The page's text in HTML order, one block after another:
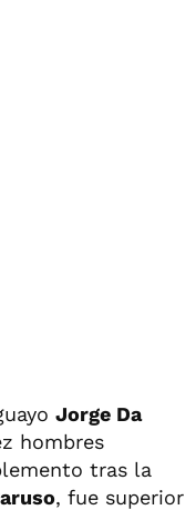
Jorge Da
hombres
tras la
, fue superior